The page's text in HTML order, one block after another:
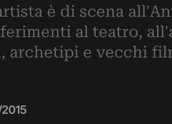
è di scena
al teatro,
archetipi e vecchi